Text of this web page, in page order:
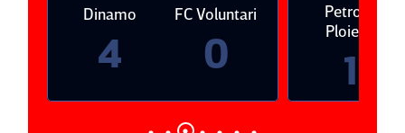
Dinamo
4
FC Voluntari
0
Petrolul
Ploieşti
1